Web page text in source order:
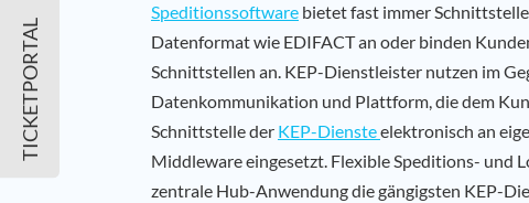
Speditionssoftware bietet fast immer
Datenformat wie EDIFACT an oder binden
Schnittstellen an. KEP-Dienstleister nutzen im
Datenkommunikation und Plattform, die dem
Schnittstelle der KEP-Diensteelektronisch an
Middleware eingesetzt. Flexible Speditions- und
zentrale Hub-Anwendung die gängigsten KEP-
TICKETPORTAL